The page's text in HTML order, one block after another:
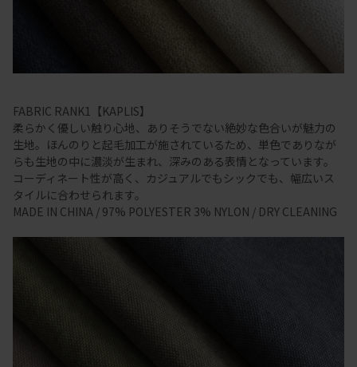
FABRIC RANK1【KAPLIS】
柔らかく優しい触り心地、ありそうでない絶妙な色合いが魅力の
生地。ほんのりと起毛加工が施されているため、単色でありなが
らも生地の中に濃淡が生まれ、深みのある表情となっています。
コーディネート性が高く、カジュアルでもシックでも、幅広いス
タイルに合わせられます。
MADE IN CHINA / 97% POLYESTER 3% NYLON / DRY CLEANING